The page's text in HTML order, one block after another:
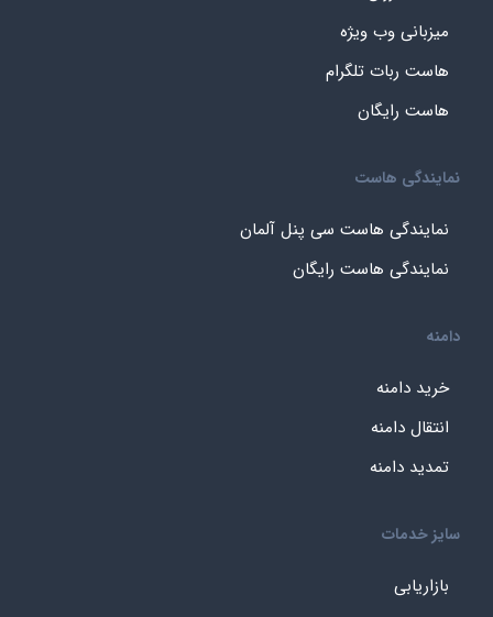
میزبانی وب ویژه
هاست ربات تلگرام
هاست رایگان
نمایندگی هاست
نمایندگی هاست سی پنل آلمان
نمایندگی هاست رایگان
دامنه
خرید دامنه
انتقال دامنه
تمدید دامنه
سایز خدمات
بازاریابی